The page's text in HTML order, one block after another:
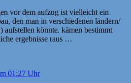
vor dem aufzug ist vielleicht ein
den man in verschiedenen ländern/
aufstellen könnte. kämen bestimmt
ergebnisse raus …
01:27 Uhr